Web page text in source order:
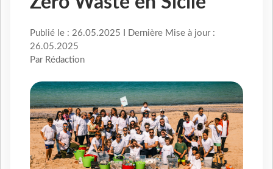
Publié le : 26.05.2025 I Dernière Mise à jour :
26.05.2025
Par Rédaction